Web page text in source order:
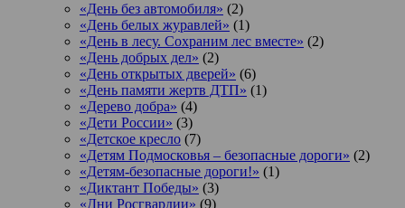
«День без автомобиля» (2)
«День белых журавлей» (1)
«День в лесу. Сохраним лес вместе» (2)
«День добрых дел» (2)
«День открытых дверей» (6)
«День памяти жертв ДТП» (1)
«Дерево добра» (4)
«Дети России» (3)
«Детское кресло (7)
«Детям Подмосковья – безопасные дороги» (2)
«Детям-безопасные дороги!» (1)
«Диктант Победы» (3)
«Дни Росгвардии» (9)